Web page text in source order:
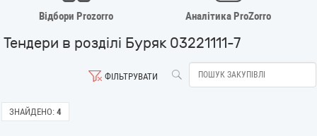
Відбори Prozorro Аналітика ProZorro
Тендери в розділі Буряк 03221111-7
ФІЛЬТРУВАТИ
ЗНАЙДЕНО: 4